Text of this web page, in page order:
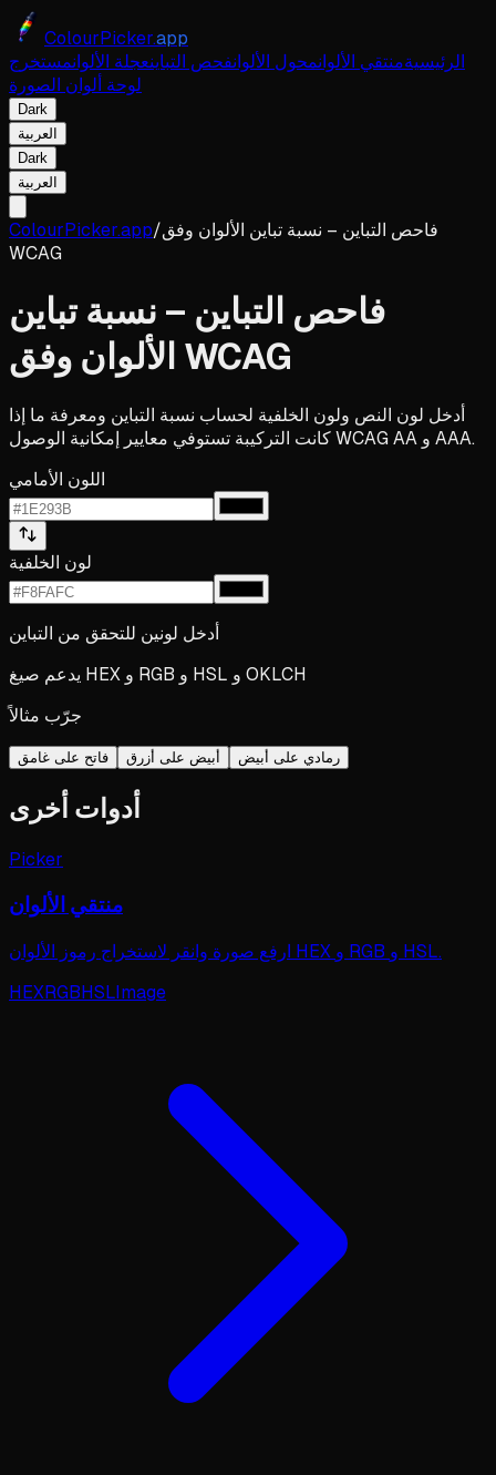
ColourPicker.app
الرئيسيةمنتقي الألوانمحول الألوانفحص التباينعجلة الألوانمستخرج
لوحة ألوان الصورة
Dark
العربية
Dark
العربية
ColourPicker.app/فاحص التباين – نسبة تباين الألوان وفق
WCAG
فاحص التباين – نسبة تباين
الألوان وفق WCAG
أدخل لون النص ولون الخلفية لحساب نسبة التباين ومعرفة ما إذا
كانت التركيبة تستوفي معايير إمكانية الوصول WCAG AA و AAA.
اللون الأمامي
لون الخلفية
أدخل لونين للتحقق من التباين
يدعم صيغ HEX و RGB و HSL و OKLCH
جرّب مثالاً
فاتح على غامق أبيض على أزرق رمادي على أبيض
أدوات أخرى
Picker
منتقي الألوان
ارفع صورة وانقر لاستخراج رموز الألوان HEX و RGB و HSL.
HEXRGBHSLImage